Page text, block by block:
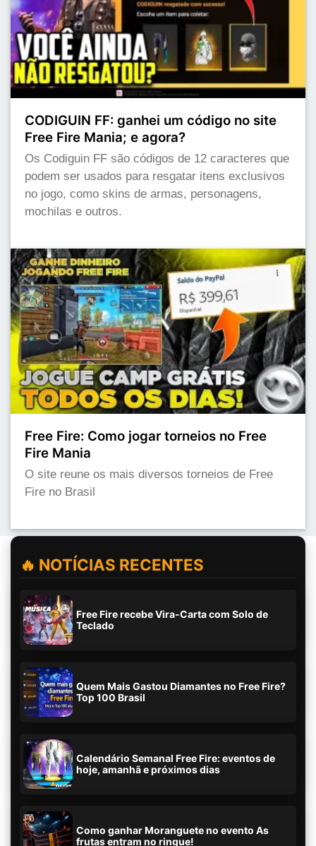
CODIGUIN FF: ganhei um código no site
Free Fire Mania; e agora?
Os Codiguin FF são códigos de 12 caracteres que
podem ser usados para resgatar itens exclusivos
no jogo, como skins de armas, personagens,
mochilas e outros.
Free Fire: Como jogar torneios no Free
Fire Mania
O site reune os mais diversos torneios de Free
Fire no Brasil
🔥 NOTÍCIAS RECENTES
Free Fire recebe Vira-Carta com Solo de
Teclado
Quem Mais Gastou Diamantes no Free Fire?
Top 100 Brasil
Calendário Semanal Free Fire: eventos de
hoje, amanhã e próximos dias
Como ganhar Moranguete no evento As
frutas entram no ringue!